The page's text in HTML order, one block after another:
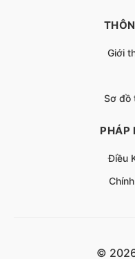
Giới
Sơ đồ
PHÁP
Điều
©